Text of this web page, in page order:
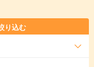
り込む